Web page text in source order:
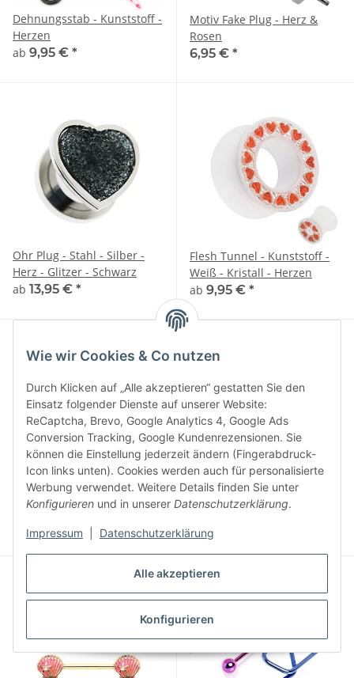
Alle akzeptieren
Konfigurieren
Wie wir Cookies & Co nutzen
Durch Klicken auf „Alle akzeptieren“ gestatten Sie den
Einsatz folgender Dienste auf unserer Website:
ReCaptcha, Brevo, Google Analytics 4, Google Ads
Conversion Tracking, Google Kundenrezensionen. Sie
können die Einstellung jederzeit ändern (Fingerabdruck-
Icon links unten). Cookies werden auch für personalisierte
Werbung verwendet. Weitere Details finden Sie unter
Konfigurieren und in unserer Datenschutzerklärung.
Impressum Datenschutzerklärung
Dehnungsstab - Kunststoff -
Herzen
ab 9,95 € *
Motiv Fake Plug - Herz &
Rosen
6,95 € *
Ohr Plug - Stahl - Silber -
Herz - Glitzer - Schwarz
ab 13,95 € *
Flesh Tunnel - Kunststoff -
Weiß - Kristall - Herzen
ab 9,95 € *
Piercing Banane - Herz -
Leopard - Schleife - Türkis
13,95 €
SALE 46%
Brustpiercing - Stahl - Love
6,95 €*
Alter Preis: